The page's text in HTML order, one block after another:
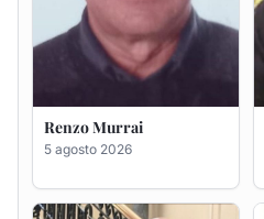
Renzo Murrai
5 agosto 2026